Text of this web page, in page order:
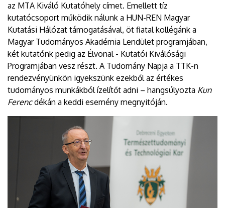
az MTA Kiváló Kutatóhely címet. Emellett tíz
kutatócsoport működik nálunk a HUN-REN Magyar
Kutatási Hálózat támogatásával, öt fiatal kollégánk a
Magyar Tudományos Akadémia Lendület programjában,
két kutatónk pedig az Élvonal - Kutatói Kiválósági
Programjában vesz részt. A Tudomány Napja a TTK-n
rendezvényünkön igyekszünk ezekből az értékes
tudományos munkákból ízelítőt adni – hangsúlyozta Kun
Ferencdékán a keddi esemény megnyitóján.